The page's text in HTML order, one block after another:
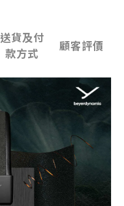
送貨及付
款方式
顧客評價